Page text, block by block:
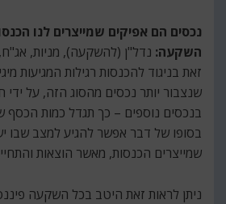
נכסים הם אפיקים שמייצרים לנו
השקעה: נדל"ן (להשקעה), מניות, אג"ח,
זאת בניגוד להכנסות רגילות המגיעות
שנצבור יותר נכסים מהסוג הזה, על ידי
בנכסים נוספים – כך תגדל כמות הכסף
בסופו של דבר אפשר להגיע למצב שבו
שמייצרים הכנסות, מאשר הוצאות
ניתן לראות זאת היטב בכל השקעה